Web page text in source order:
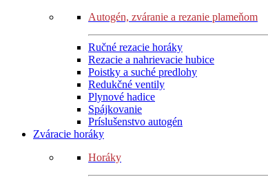
Autogén, zváranie a rezanie plameňom
Ručné rezacie horáky
Rezacie a nahrievacie hubice
Poistky a suché predlohy
Redukčné ventily
Plynové hadice
Spájkovanie
Príslušenstvo autogén
Zváracie horáky
Horáky